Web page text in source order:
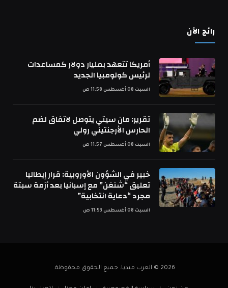
رائج الآن
أمريكا تتعهد بمليار دولار كمساعدات
لرئيس كولومبيا الجديد
السبت 08 أغسطس 11:58 ص
تقرير: مان سيتي يتوصل لاتفاق لضم
الحارس الأرجنتيني رولي
السبت 08 أغسطس 11:57 ص
خبير في الشؤون الأوروبية: قرار إيطاليا
تعليق “شنغن” مع إسبانيا بعد أزمة سبتة
مجرد “دعاية انتخابية”
السبت 08 أغسطس 11:53 ص
2026 © العرب ميديا. جميع الحقوق محفوظة.